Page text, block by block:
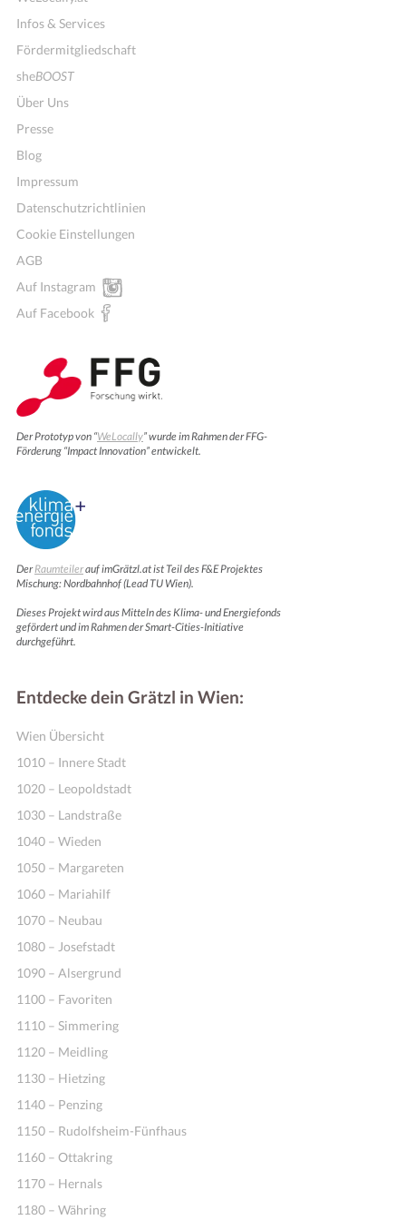
Infos & Services
Fördermitgliedschaft
sheBOOST
Über Uns
Presse
Blog
Impressum
Datenschutzrichtlinien
Cookie Einstellungen
AGB
Auf Instagram
Auf Facebook
Der Prototyp von “WeLocally” wurde im Rahmen der FFG-
Förderung “Impact Innovation” entwickelt.
DerRaumteilerauf imGrätzl.at ist Teil des F&E Projektes
Mischung: Nordbahnhof (Lead TU Wien).
Dieses Projekt wird aus Mitteln des Klima- und Energiefonds
gefördert und im Rahmen der Smart-Cities-Initiative
durchgeführt.
Entdecke dein Grätzl in Wien:
Wien Übersicht
1010 – Innere Stadt
1020 – Leopoldstadt
1030 – Landstraße
1040 – Wieden
1050 – Margareten
1060 – Mariahilf
1070 – Neubau
1080 – Josefstadt
1090 – Alsergrund
1100 – Favoriten
1110 – Simmering
1120 – Meidling
1130 – Hietzing
1140 – Penzing
1150 – Rudolfsheim-Fünfhaus
1160 – Ottakring
1170 – Hernals
1180 – Währing